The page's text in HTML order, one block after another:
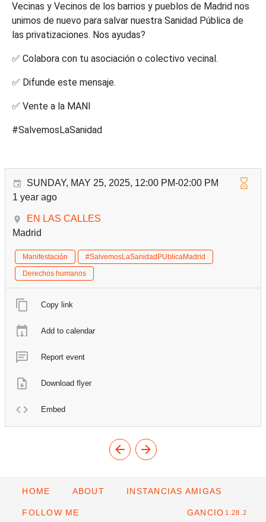
Vecinas y Vecinos de los barrios y pueblos de Madrid nos
unimos de nuevo para salvar nuestra Sanidad Pública de
las privatizaciones. Nos ayudas?
✅ Colabora con tu asociación o colectivo vecinal.
✅ Difunde este mensaje.
✅ Vente a la MANI
#SalvemosLaSanidad
SUNDAY, MAY 25, 2025, 12:00 PM-02:00 PM
1 year ago
EN LAS CALLES
Madrid
Manifestación
#SalvemosLaSanidadPUblicaMadrid
Derechos humanos
Copy link
Add to calendar
Report event
Download flyer
Embed
HOME ABOUT INSTANCIAS AMIGAS
FOLLOW ME GANCIO 1.28.2